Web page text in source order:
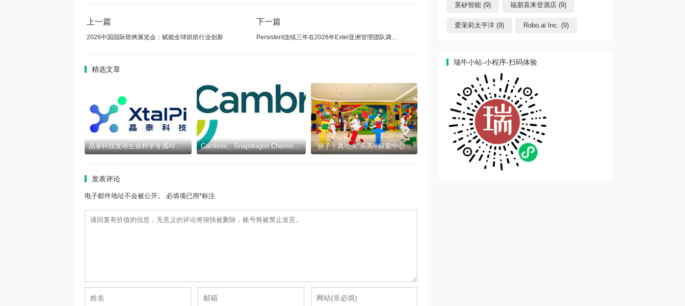
上一篇
2026中国国际焙烤展览会：赋能全球烘焙行业创新
下一篇
Persistent连续三年在2026年Extel亚洲管理团队调查中斩获最高荣誉
精选文章
晶泰科技发布生命科学专属AI智能体epiXora™，以可信决策基座加速完善Multi-Agent研发闭环 Cambrex、Snapdragon Chemistry与Q1 Scientific因在制药领域的创新与可持续发展获得认可 "拼了！真功夫"乐高®探索中心十周年暑期活动三城同步启幕
发表评论
电子邮件地址不会被公开。 必填项已用*标注
英矽智能 (9) 福朋喜来登酒店 (9)
爱茉莉太平洋 (9) Robo.ai Inc. (9)
瑞牛小站-小程序-扫码体验